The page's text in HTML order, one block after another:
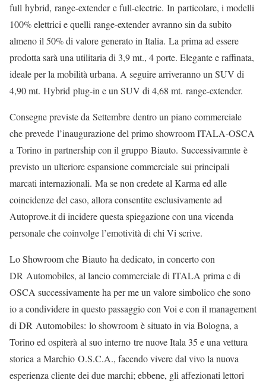
full hybrid, range-extender e full-electric. In particolare, i modelli
100% elettrici e quelli range-extender avranno sin da subito
almeno il 50% di valore generato in Italia. La prima ad essere
prodotta sarà una utilitaria di 3,9 mt., 4 porte. Elegante e raffinata,
ideale per la mobilità urbana. A seguire arriveranno un SUV di
4,90 mt. Hybrid plug-in e un SUV di 4,68 mt. range-extender.
Consegne previste da Settembre dentro un piano commerciale
che prevede l’inaugurazione del primo showroom ITALA-OSCA
a Torino in partnership con il gruppo Biauto. Successivamnte è
previsto un ulteriore espansione commerciale sui principali
marcati internazionali. Ma se non credete al Karma ed alle
coincidenze del caso, allora consentite esclusivamente ad
Autoprove.it di incidere questa spiegazione con una vicenda
personale che coinvolge l’emotività di chi Vi scrive.
Lo Showroom che Biauto ha dedicato, in concerto con
DR Automobiles, al lancio commerciale di ITALA prima e di
OSCA successivamente ha per me un valore simbolico che sono
io a condividere in questo passaggio con Voi e con il management
di DR Automobiles: lo showroom è situato in via Bologna, a
Torino ed ospiterà al suo interno tre nuove Itala 35 e una vettura
storica a Marchio O.S.C.A., facendo vivere dal vivo la nuova
esperienza cliente dei due marchi; ebbene, gli affezionati lettori